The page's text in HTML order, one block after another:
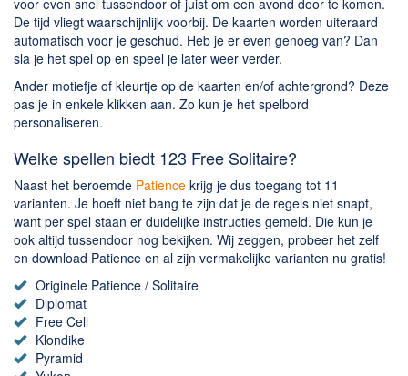
De tijd vliegt waarschijnlijk voorbij. De kaarten worden uiteraard
automatisch voor je geschud. Heb je er even genoeg van? Dan
sla je het spel op en speel je later weer verder.
Ander motiefje of kleurtje op de kaarten en/of achtergrond? Deze
pas je in enkele klikken aan. Zo kun je het spelbord
personaliseren.
Welke spellen biedt 123 Free Solitaire?
Naast het beroemde Patience krijg je dus toegang tot 11
varianten. Je hoeft niet bang te zijn dat je de regels niet snapt,
want per spel staan er duidelijke instructies gemeld. Die kun je
ook altijd tussendoor nog bekijken. Wij zeggen, probeer het zelf
en download Patience en al zijn vermakelijke varianten nu gratis!
Originele Patience / Solitaire
Diplomat
Free Cell
Klondike
Pyramid